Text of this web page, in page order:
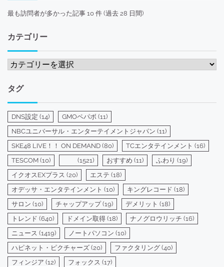
最も訪問者が多かった記事 10 件 (過去 28 日間)
カテゴリー
カ
ゴ
リ
ー
タグ
DNS設定 (14) GMOペパボ (11)
NBCユニバーサル・エンターテイメントジャパン (11)
SKE48 LIVE！！ ON DEMAND (80) TCエンタテインメント (16)
TESCOM (10) (1521) おすすめ (11) ふわり (19)
イクオスEXプラス (20) エステ (18)
オデッサ・エンタテインメント (10) キングレコード (18)
サロン (10) チャップアップ(19) デメリット (18)
トレンド (640) ドメイン取得 (18) ナノグロウリッチ (16)
ニュース (1419) ノートパソコン (10)
ハピネット・ピクチャーズ (20) ファクタリング (40)
フィンジア (12) フォックス (17)